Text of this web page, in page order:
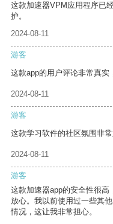
这款加速器VPM应用程序已
护。
2024-08-11
游客
这款app的用户评论非常真实
2024-08-11
游客
这款学习软件的社区氛围非
2024-08-11
游客
这款加速器app的安全性很
放心。我以前使用过一些其
情况，这让我非常担心。